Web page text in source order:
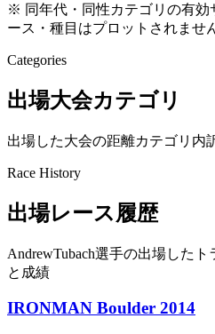
※ 同年代・同性カテゴリの有効
ース・種目はプロットされませ
Categories
出場大会カテゴリ
出場した大会の距離カテゴリ内
Race History
出場レース履歴
AndrewTubach選手の出場した
と成績
IRONMAN Boulder 2014